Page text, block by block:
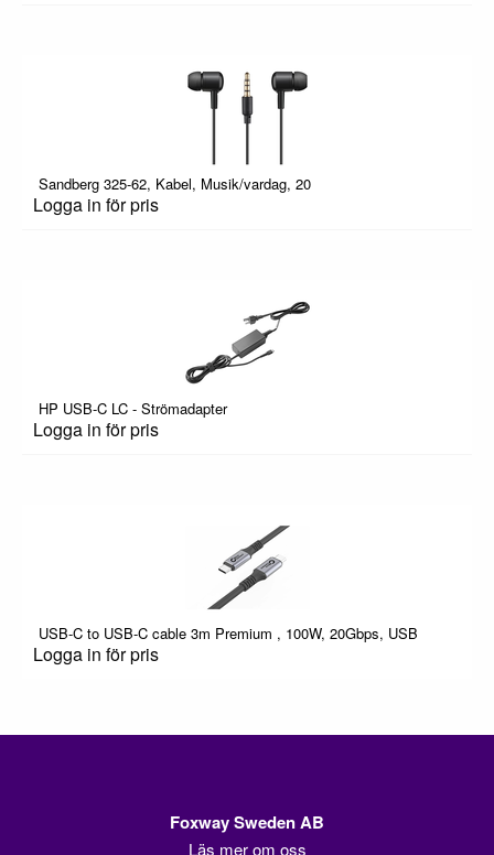
Sandberg 325-62, Kabel, Musik/vardag, 20
Logga in för pris
HP USB-C LC - Strömadapter
Logga in för pris
USB-C to USB-C cable 3m Premium , 100W, 20Gbps, USB
Logga in för pris
Foxway Sweden AB
Läs mer om oss